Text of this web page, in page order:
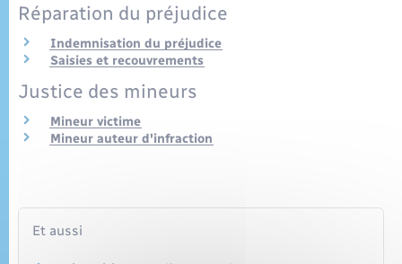
Réparation du préjudice
Indemnisation du préjudice
Saisies et recouvrements
Justice des mineurs
Mineur victime
Mineur auteur d'infraction
Et aussi